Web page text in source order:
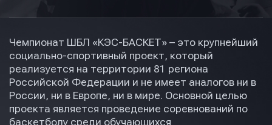
Чемпионат ШБЛ «КЭС-БАСКЕТ» – это крупнейший
социально-спортивный проект, который
реализуется на территории 81 региона
Российской Федерации и не имеет аналогов ни в
России, ни в Европе, ни в мире. Основной целью
проекта является проведение соревнований по
баскетболу среди обучающихся